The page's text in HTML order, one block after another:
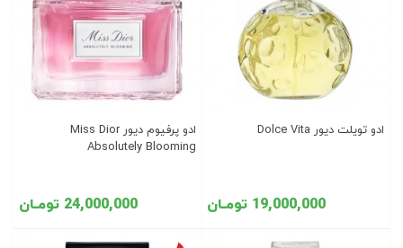
ادو تویلت دیور Dolce Vita
19,000,000 تومـان
ادو پرفیوم دیور Miss Dior
Absolutely Blooming
24,000,000 تومـان